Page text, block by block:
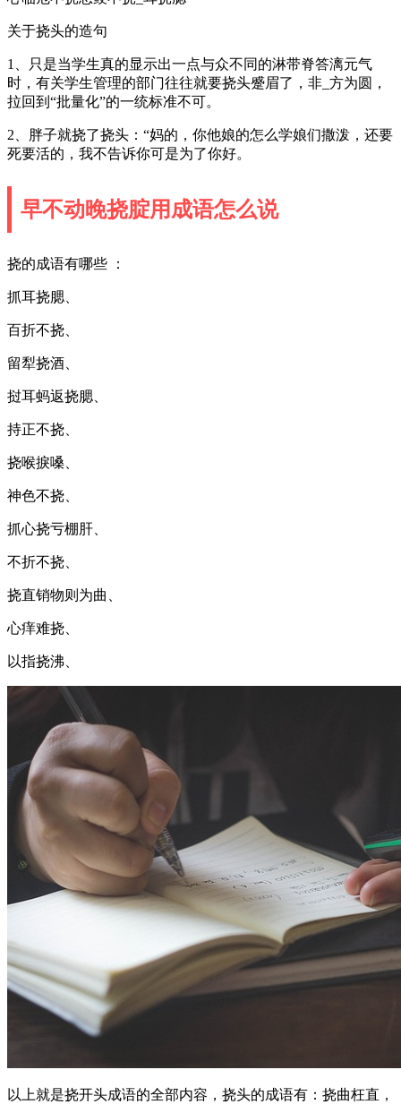
关于挠头的造句
1、只是当学生真的显示出一点与众不同的淋带脊答漓元气
时，有关学生管理的部门往往就要挠头蹙眉了，非_方为圆，
拉回到“批量化”的一统标准不可。
2、胖子就挠了挠头：“妈的，你他娘的怎么学娘们撒泼，还要
死要活的，我不告诉你可是为了你好。
早不动晚挠腚用成语怎么说
挠的成语有哪些 ：
抓耳挠腮、
百折不挠、
留犁挠酒、
挝耳蚂返挠腮、
持正不挠、
挠喉捩嗓、
神色不挠、
抓心挠亏棚肝、
不折不挠、
挠直销物则为曲、
心痒难挠、
以指挠沸、
以上就是挠开头成语的全部内容，挠头的成语有：挠曲枉直，